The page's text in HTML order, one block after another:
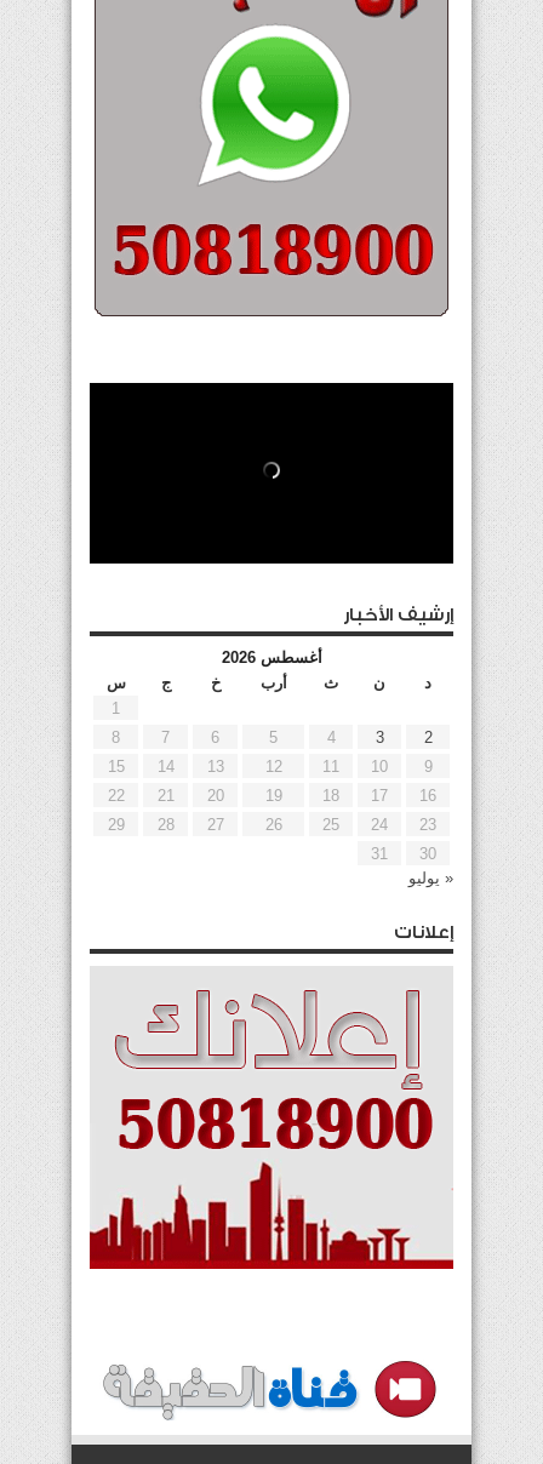
إرشيف الأخبار
أغسطس 2026
د
ن ث أرب خ ج
س
1
2
3
4
5
6
7
8
9
10
11
12
13
14
15
16
17
18
19
20
21
22
23
24
25
26
27
28
29
30
31
« يوليو
إعلانات